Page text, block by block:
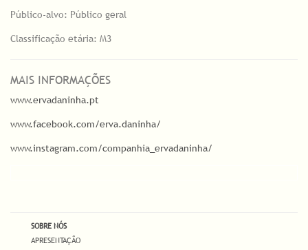
Público-alvo: Público geral
Classificação etária: M3
MAIS INFORMAÇÕES
www.ervadaninha.pt
www.facebook.com/erva.daninha/
www.instagram.com/companhia_ervadaninha/
SOBRE NÓS
APRESENTAÇÃO